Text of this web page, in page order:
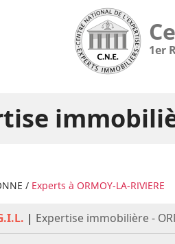
1er
/ Experts à ORMOY-LA-RIVIERE
| Expertise immobilière -